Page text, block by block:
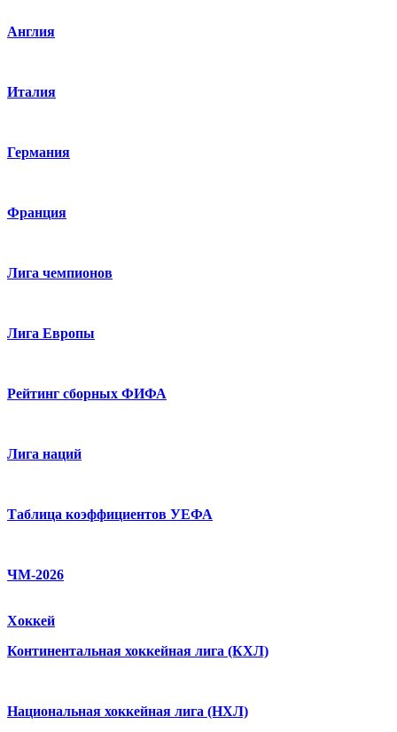
Англия
Италия
Германия
Франция
Лига чемпионов
Лига Европы
Рейтинг сборных ФИФА
Лига наций
Таблица коэффициентов УЕФА
ЧМ-2026
Хоккей
Континентальная хоккейная лига (КХЛ)
Национальная хоккейная лига (НХЛ)